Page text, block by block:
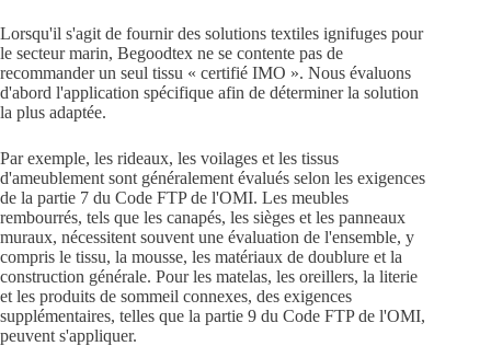
Lorsqu'il s'agit de fournir des solutions textiles ignifuges pour
le secteur marin, Begoodtex ne se contente pas de
recommander un seul tissu « certifié IMO ». Nous évaluons
d'abord l'application spécifique afin de déterminer la solution
la plus adaptée.
Par exemple, les rideaux, les voilages et les tissus
d'ameublement sont généralement évalués selon les exigences
de la partie 7 du Code FTP de l'OMI. Les meubles
rembourrés, tels que les canapés, les sièges et les panneaux
muraux, nécessitent souvent une évaluation de l'ensemble, y
compris le tissu, la mousse, les matériaux de doublure et la
construction générale. Pour les matelas, les oreillers, la literie
et les produits de sommeil connexes, des exigences
supplémentaires, telles que la partie 9 du Code FTP de l'OMI,
peuvent s'appliquer.